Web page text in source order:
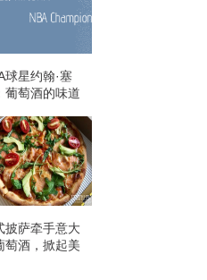
球星约翰·塞
葡萄酒的味道
披萨牵手意大
萄酒，掀起美